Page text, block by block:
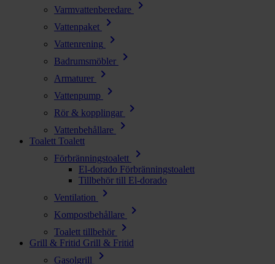
Varmvattenberedare chevron_right
Vattenpaket chevron_right
Vattenrening chevron_right
Badrumsmöbler chevron_right
Armaturer chevron_right
Vattenpump chevron_right
Rör & kopplingar chevron_right
Vattenbehållare chevron_right
Toalett Toalett
Förbränningstoalett
chevron_right
El-dorado Förbränningstoalett
Tillbehör till El-dorado
Ventilation
chevron_right
Kompostbehållare chevron_right
Toalett tillbehör chevron_right
Grill & Fritid Grill & Fritid
Gasolgrill
chevron_right